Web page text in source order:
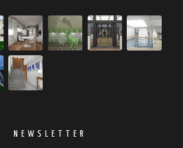
NEWSLETTER